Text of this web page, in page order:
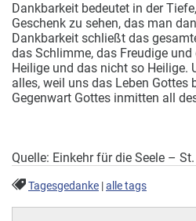
Dankbarkeit bedeutet in der
Geschenk zu sehen, das man
Dankbarkeit schließt das
das Schlimme, das Freudige
Heilige und das nicht so Heilige.
alles, weil uns das Leben Gottes
Gegenwart Gottes inmitten all
Quelle: Einkehr für die Seele –
Tagesgedanke |alle tags